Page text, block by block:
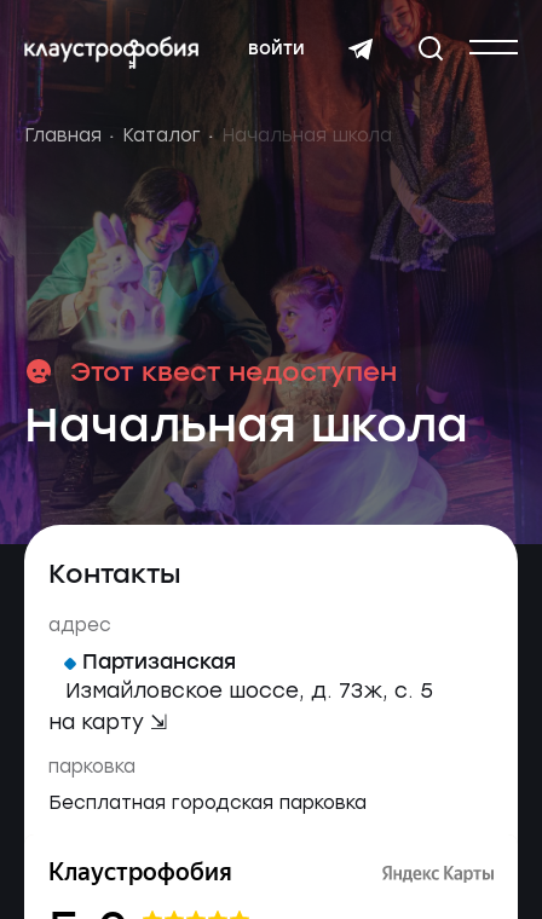
войти
Главная Каталог Начальная школа
Этот квест недоступен
Начальная школа
Контакты
адрес
Партизанская
Измайловское шоссе, д. 73ж, с. 5
на карту ⇲
парковка
Бесплатная городская парковка